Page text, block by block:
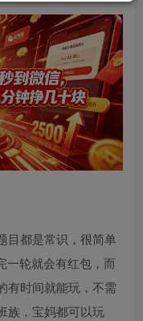
目都是常识，很简单
一轮就会有红包，而
有时间就能玩，不需
族，宝妈都可以玩